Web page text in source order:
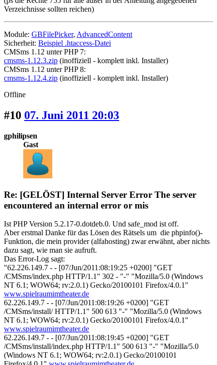
Verzeichnisse sollten reichen)
Module: GBFilePicker, AdvancedContent
Sicherheit: Beispiel .htaccess-Datei
CMSms 1.12 unter PHP 7:
cmsms-1.12.3.zip (inoffiziell - komplett inkl. Installer)
CMSms 1.12 unter PHP 8:
cmsms-1.12.4.zip (inoffiziell - komplett inkl. Installer)
Offline
#10 07. Juni 2011 20:03
gphilipsen
Gast
Re: [GELÖST] Internal Server Error The server
encountered an internal error or mis
Ist PHP Version 5.2.17-0.dotdeb.0. Und safe_mod ist off.
Aber erstmal Danke für das Lösen des Rätsels um die phpinfo()-
Funktion, die mein provider (alfahosting) zwar erwähnt, aber nichts
dazu sagt, wie man sie aufruft.
Das Error-Log sagt:
"62.226.149.7 - - [07/Jun/2011:08:19:25 +0200] "GET
/CMSms/index.php HTTP/1.1" 302 - "-" "Mozilla/5.0 (Windows
NT 6.1; WOW64; rv:2.0.1) Gecko/20100101 Firefox/4.0.1"
www.spielraumimtheater.de
62.226.149.7 - - [07/Jun/2011:08:19:26 +0200] "GET
/CMSms/install/ HTTP/1.1" 500 613 "-" "Mozilla/5.0 (Windows
NT 6.1; WOW64; rv:2.0.1) Gecko/20100101 Firefox/4.0.1"
www.spielraumimtheater.de
62.226.149.7 - - [07/Jun/2011:08:19:45 +0200] "GET
/CMSms/install/index.php HTTP/1.1" 500 613 "-" "Mozilla/5.0
(Windows NT 6.1; WOW64; rv:2.0.1) Gecko/20100101